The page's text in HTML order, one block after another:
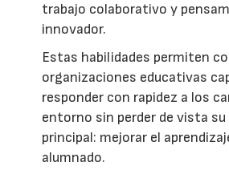
trabajo colaborativo y
innovador.
Estas habilidades permiten
organizaciones educativas
responder con rapidez a los
entorno sin perder de vista
principal: mejorar el
alumnado.